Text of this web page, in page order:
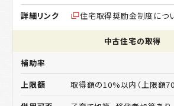
住宅取得奨励金制度につ
中古住宅の取得
取得額の10%以内（上限額70